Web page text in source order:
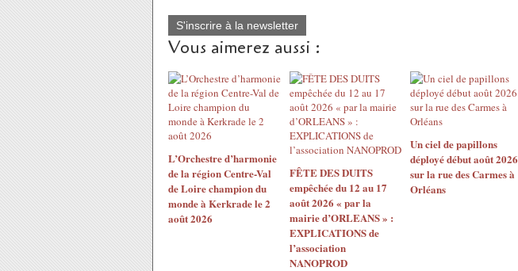
S'inscrire à la newsletter
Vous aimerez aussi :
L’Orchestre d’harmonie
de la région Centre-Val
de Loire champion du
monde à Kerkrade le 2
août 2026
FÊTE DES DUITS
empêchée du 12 au 17
août 2026 « par la
mairie d’ORLEANS » :
EXPLICATIONS de
l’association
NANOPROD
Un ciel de papillons
déployé début août 2026
sur la rue des Carmes à
Orléans